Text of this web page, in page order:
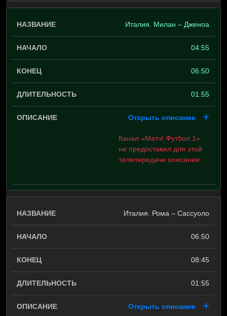
Италия. Милан – Дженоа
04:55
06:50
01:55
Открыть описание
Канал «Матч! Футбол 1»
не предоставил для этой
телепередачи описание.
Италия. Рома – Сассуоло
06:50
08:45
01:55
Открыть описание